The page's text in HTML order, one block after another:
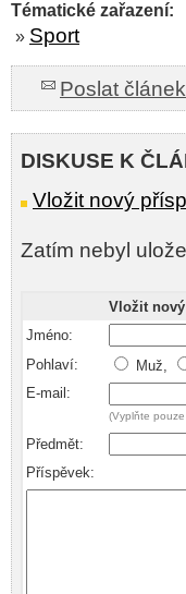
Tématické zařazení:
» Sport
Poslat článek
DISKUSE K
Vložit nový
Zatím nebyl
Vložit
Jméno:
Pohlaví:
Muž,
E-mail:
(Vyplňte
Předmět:
Příspěvek: